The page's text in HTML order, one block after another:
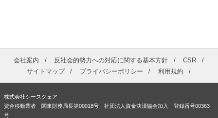
会社案内 反社会的勢力への対応に関する基本方針
CSR
サイトマップ
プライバシーポリシー 利用規約
株式会社シースクェア
資金移動業者 関東財務局長第00018号 社団法人資金決済協会加入 登録番号00363
号